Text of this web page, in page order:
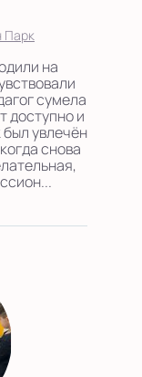
Парк
на
сумела
доступно и
увлечён
снова